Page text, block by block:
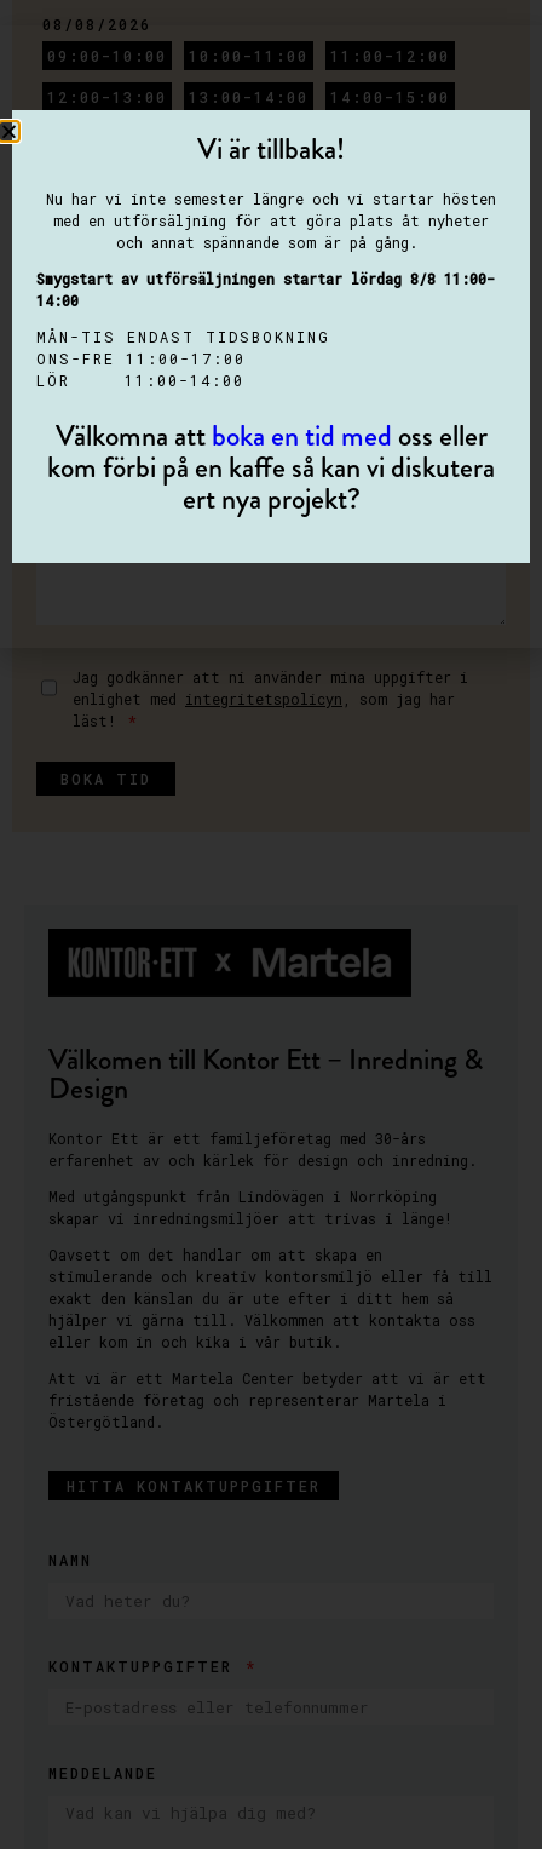
a
08/08/2026
09:00-10:00
10:00-11:00 11:00-12:00
12:00-13:00 13:00-14:00 14:00-15:00
E-POSTADRESS*
ÄR DU INTRESSERAD AV NÅGOT SPECIFIKT?
Jag godkänner att ni använder mina uppgifter i
enlighet med integritetspolicyn , som jag har
läst!
*
BOKA TID
Välkomen till Kontor Ett – Inredning &
Design
Kontor Ett är ett familjeföretag med 30-års
erfarenhet av och kärlek för design och inredning.
Med utgångspunkt från Lindövägen i Norrköping
skapar vi inredningsmiljöer att trivas i länge!
Oavsett om det handlar om att skapa en
stimulerande och kreativ kontorsmiljö eller få till
exakt den känslan du är ute efter i ditt hem så
hjälper vi gärna till. Välkommen att kontakta oss
eller kom in och kika i vår butik.
Att vi är ett Martela Center betyder att vi är ett
fristående företag och representerar Martela i
Östergötland.
HITTA KONTAKTUPPGIFTER
NAMN
KONTAKTUPPGIFTER
MEDDELANDE
Vi är tillbaka!
Nu har vi inte semester längre och vi startar hösten
med en utförsäljning för att göra plats åt nyheter
och annat spännande som är på gång.
Smygstart av utförsäljningen startar lördag 8/8 11:00-
14:00
MÅN-TIS ENDAST TIDSBOKNING
ONS-FRE 11:00-17:00
LÖR 11:00-14:00
Välkomna attboka en tid med oss eller
kom förbi på en kaffe så kan vi diskutera
ert nya projekt?